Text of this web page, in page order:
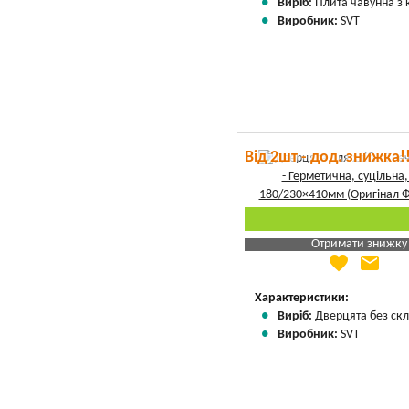
Виріб: Плита чавунна
Виробник: SVT
Від 2шт - дод.
Отримати знижку
Яка Ваша ціна
favorite email
Характеристики:
Виріб: Дверцята без
Виробник: SVT